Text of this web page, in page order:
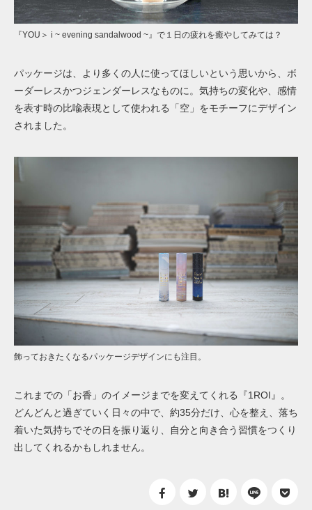
『YOU＞ i ~ evening sandalwood ~』で１日の疲れを癒やしてみては？
パッケージは、より多くの人に使ってほしいという思いから、ボ
ーダーレスかつジェンダーレスなものに。気持ちの変化や、感情
を表す時の比喩表現として使われる「空」をモチーフにデザイン
されました。
飾っておきたくなるパッケージデザインにも注目。
これまでの「お香」のイメージまでを変えてくれる『1ROI』。
どんどんと過ぎていく日々の中で、約35分だけ、心を整え、落ち
着いた気持ちでその日を振り返り、自分と向き合う習慣をつくり
出してくれるかもしれません。